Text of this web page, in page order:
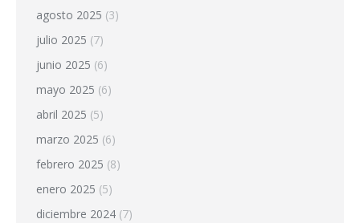
agosto 2025 (3)
julio 2025 (7)
junio 2025 (6)
mayo 2025 (6)
abril 2025 (5)
marzo 2025 (6)
febrero 2025 (8)
enero 2025 (5)
diciembre 2024 (7)